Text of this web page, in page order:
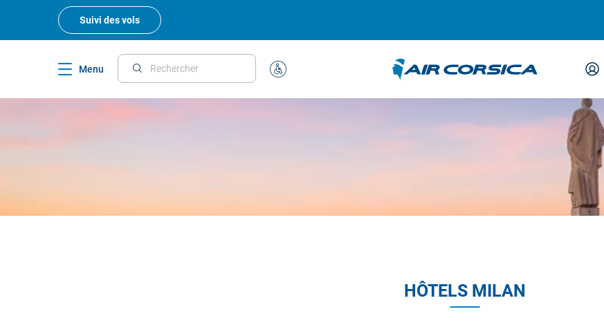
Suivi des vols
Menu Rechercher
Assistance
HÔTELS MILAN